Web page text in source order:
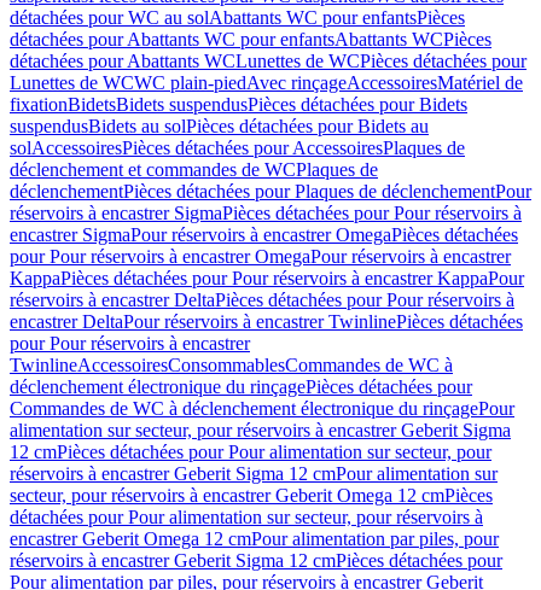
détachées pour WC au solAbattants WC pour enfantsPièces
détachées pour Abattants WC pour enfantsAbattants WCPièces
détachées pour Abattants WCLunettes de WCPièces détachées pour
Lunettes de WCWC plain-piedAvec rinçageAccessoiresMatériel de
fixationBidetsBidets suspendusPièces détachées pour Bidets
suspendusBidets au solPièces détachées pour Bidets au
solAccessoiresPièces détachées pour AccessoiresPlaques de
déclenchement et commandes de WCPlaques de
déclenchementPièces détachées pour Plaques de déclenchementPour
réservoirs à encastrer SigmaPièces détachées pour Pour réservoirs à
encastrer SigmaPour réservoirs à encastrer OmegaPièces détachées
pour Pour réservoirs à encastrer OmegaPour réservoirs à encastrer
KappaPièces détachées pour Pour réservoirs à encastrer KappaPour
réservoirs à encastrer DeltaPièces détachées pour Pour réservoirs à
encastrer DeltaPour réservoirs à encastrer TwinlinePièces détachées
pour Pour réservoirs à encastrer
TwinlineAccessoiresConsommablesCommandes de WC à
déclenchement électronique du rinçagePièces détachées pour
Commandes de WC à déclenchement électronique du rinçagePour
alimentation sur secteur, pour réservoirs à encastrer Geberit Sigma
12 cmPièces détachées pour Pour alimentation sur secteur, pour
réservoirs à encastrer Geberit Sigma 12 cmPour alimentation sur
secteur, pour réservoirs à encastrer Geberit Omega 12 cmPièces
détachées pour Pour alimentation sur secteur, pour réservoirs à
encastrer Geberit Omega 12 cmPour alimentation par piles, pour
réservoirs à encastrer Geberit Sigma 12 cmPièces détachées pour
Pour alimentation par piles, pour réservoirs à encastrer Geberit